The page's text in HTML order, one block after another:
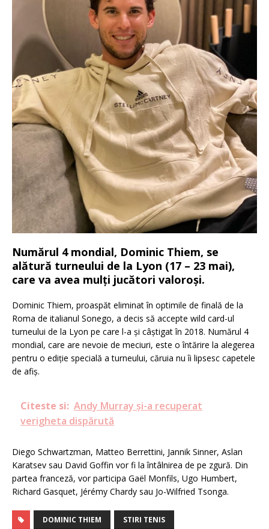
Numărul 4 mondial, Dominic Thiem, se
alătură turneului de la Lyon (17 – 23 mai),
care va avea mulți jucători valoroși.
Dominic Thiem, proaspăt eliminat în optimile de finală de la
Roma de italianul Sonego, a decis să accepte wild card-ul
turneului de la Lyon pe care l-a și câștigat în 2018. Numărul 4
mondial, care are nevoie de meciuri, este o întărire la alegerea
pentru o ediție specială a turneului, căruia nu îi lipsesc capetele
de afiș.
Citeste si: Andy Murray și-a recuperat
verigheta dispărută
Diego Schwartzman, Matteo Berrettini, Jannik Sinner, Aslan
Karatsev sau David Goffin vor fi la întâlnirea de pe zgură. Din
partea franceză, vor participa Gaël Monfils, Ugo Humbert,
Richard Gasquet, Jérémy Chardy sau Jo-Wilfried Tsonga.
DOMINIC THIEM STIRI TENIS